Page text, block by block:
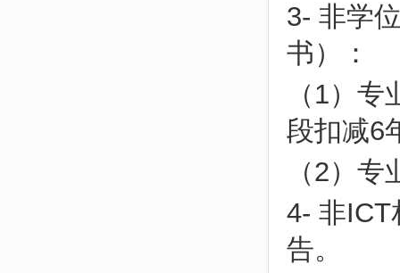
3- 非学
书）：
（1）
段扣减6
（2）
4- 非ICT
告。